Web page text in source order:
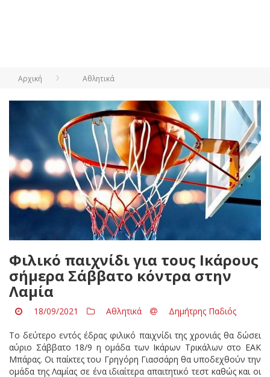
Αρχική Αθλητικά
Φιλικό παιχνίδι για τους Ικάρους
σήμερα Σάββατο κόντρα στην
Λαμία
18/09/2021 Αθλητικά Δημήτρης Παδιός
Το δεύτερο εντός έδρας φιλικό παιχνίδι της χρονιάς θα δώσει
αύριο Σάββατο 18/9 η ομάδα των Ικάρων Τρικάλων στο ΕΑΚ
Μπάρας. Οι παίκτες του Γρηγόρη Γιασσάρη θα υποδεχθούν την
ομάδα της Λαμίας σε ένα ιδιαίτερα απαιτητικό τεστ καθώς και οι